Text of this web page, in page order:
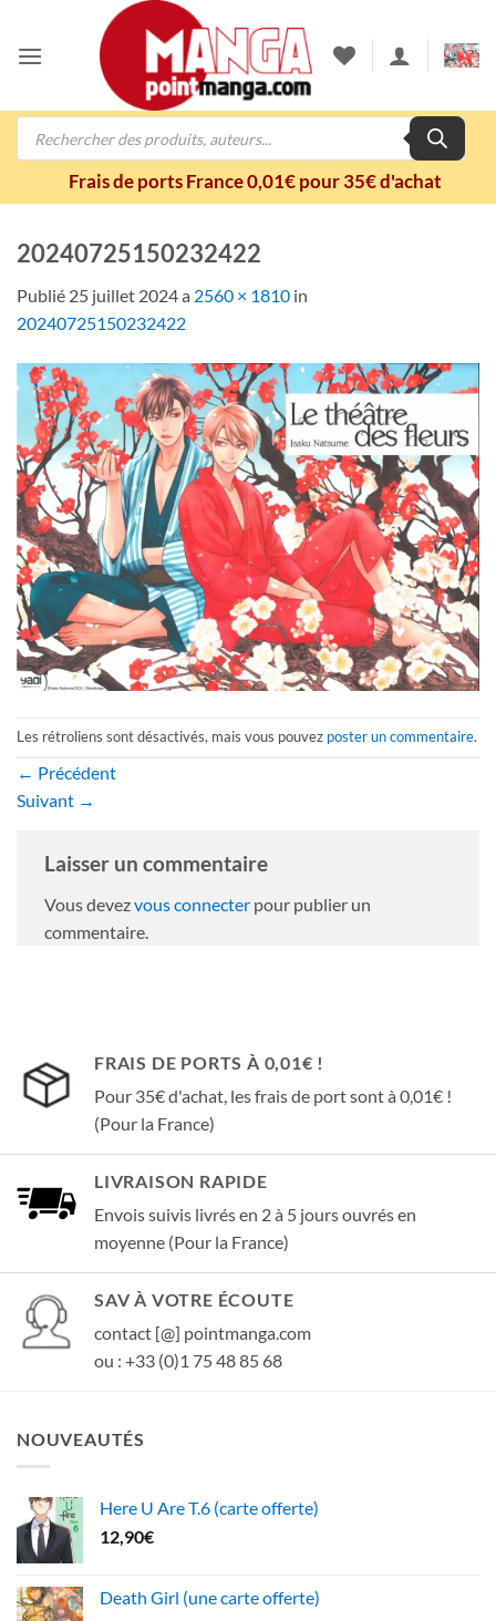
contenu
Recherche
Frais de ports France 0,01€ pour 35€ d'achat
20240725150232422
Publié 25 juillet 2024a 2560 × 1810 in
20240725150232422
Les rétroliens sont désactivés, mais vous pouvez poster un commentaire.
← Précédent
Suivant →
Laisser un commentaire
Vous devezvous connecter pour publier un
commentaire.
FRAIS DE PORTS À 0,01€ !
Pour 35€ d'achat, les frais de port sont à 0,01€ !
(Pour la France)
LIVRAISON RAPIDE
Envois suivis livrés en 2 à 5 jours ouvrés en
moyenne (Pour la France)
SAV À VOTRE ÉCOUTE
contact [@] pointmanga.com
ou : +33 (0)1 75 48 85 68
NOUVEAUTÉS
Here U Are T.6 (carte offerte)
12,90€
Death Girl (une carte offerte)